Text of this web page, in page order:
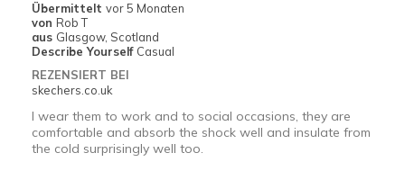
Übermittelt vor 5 Monaten
von Rob T
aus Glasgow, Scotland
Describe Yourself Casual
REZENSIERT BEI
skechers.co.uk
I wear them to work and to social occasions, they are
comfortable and absorb the shock well and insulate from
the cold surprisingly well too.